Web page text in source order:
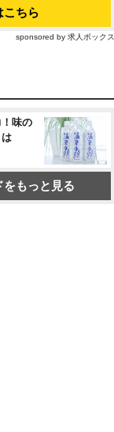
こちら
sponsored by 求人ボックス
味の
をもっと見る